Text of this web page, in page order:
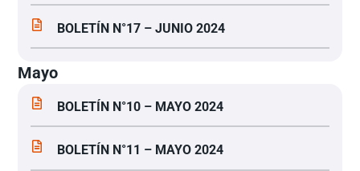
BOLETÍN N°17 – JUNIO 2024
Mayo
BOLETÍN N°10 – MAYO 2024
BOLETÍN N°11 – MAYO 2024